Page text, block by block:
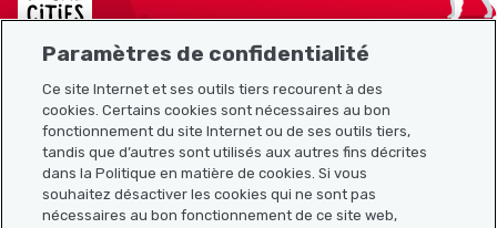
Plan du site
Liens utiles
Paramètres de confidentialité
Ce site Internet et ses outils tiers recourent à des
cookies. Certains cookies sont nécessaires au bon
fonctionnement du site Internet ou de ses outils tiers,
tandis que d’autres sont utilisés aux autres fins décrites
dans la Politique en matière de cookies. Si vous
souhaitez désactiver les cookies qui ne sont pas
nécessaires au bon fonctionnement de ce site web,